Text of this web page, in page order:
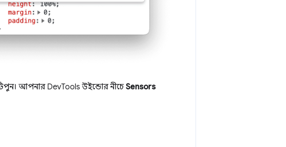
আপনার DevTools উইন্ডোর নীচেSensors